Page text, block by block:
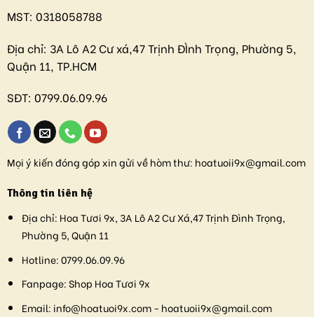
MST: 0318058788
Địa chỉ: 3A Lô A2 Cư xá,47 Trịnh ĐÌnh Trọng, Phường 5,
Quận 11, TP.HCM
SĐT: 0799.06.09.96
Mọi ý kiến đóng góp xin gửi về hòm thư: hoatuoii9x@gmail.com
Thông tin liên hệ
Địa chỉ: Hoa Tươi 9x, 3A Lô A2 Cư Xá,47 Trịnh Đình Trọng,
Phường 5, Quận 11
Hotline:0799.06.09.96
Fanpage:Shop Hoa Tươi 9x
Email: info@hoatuoi9x.com - hoatuoii9x@gmail.com